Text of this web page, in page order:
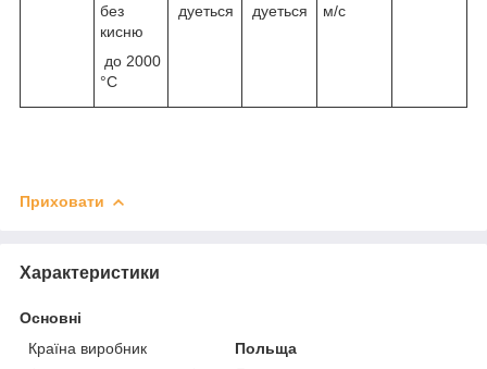
без
кисню
до 2000
°C
дуеться
дуеться
м/с
Приховати
Характеристики
Основні
Країна виробник
Польща